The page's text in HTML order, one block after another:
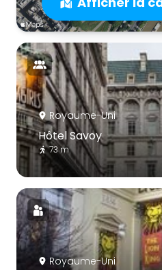
Royaume-Uni
Hôtel Savoy
73 m
Royaume-Uni